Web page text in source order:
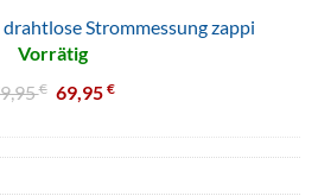
Strommessung zappi
Vorrätig
€ 69,95€